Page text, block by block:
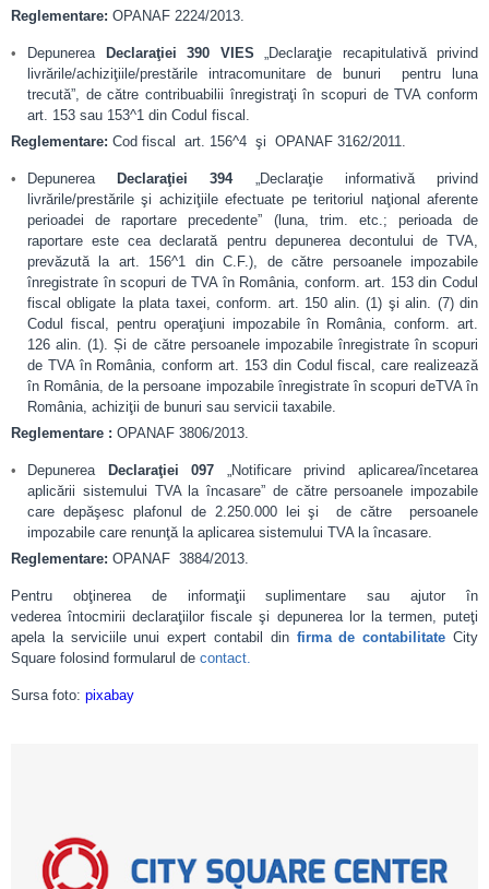
Reglementare: OPANAF 2224/2013.
Depunerea Declaraţiei 390 VIES „Declaraţie recapitulativă privind
livrările/achiziţiile/prestările intracomunitare de bunuri pentru luna
trecută”, de către contribuabilii înregistraţi în scopuri de TVA conform
art. 153 sau 153^1 din Codul fiscal.
Reglementare: Cod fiscal art. 156^4 şi OPANAF 3162/2011.
Depunerea Declaraţiei 394 „Declaraţie informativă privind
livrările/prestările şi achiziţiile efectuate pe teritoriul naţional aferente
perioadei de raportare precedente” (luna, trim. etc.; perioada de
raportare este cea declarată pentru depunerea decontului de TVA,
prevăzută la art. 156^1 din C.F.), de către persoanele impozabile
înregistrate în scopuri de TVA în România, conform. art. 153 din Codul
fiscal obligate la plata taxei, conform. art. 150 alin. (1) şi alin. (7) din
Codul fiscal, pentru operaţiuni impozabile în România, conform. art.
126 alin. (1). Și de către persoanele impozabile înregistrate în scopuri
de TVA în România, conform art. 153 din Codul fiscal, care realizează
în România, de la persoane impozabile înregistrate în scopuri deTVA în
România, achiziţii de bunuri sau servicii taxabile.
Reglementare : OPANAF 3806/2013.
Depunerea Declaraţiei 097 „Notificare privind aplicarea/încetarea
aplicării sistemului TVA la încasare” de către persoanele impozabile
care depăşesc plafonul de 2.250.000 lei şi de către persoanele
impozabile care renunţă la aplicarea sistemului TVA la încasare.
Reglementare: OPANAF 3884/2013.
Pentru obţinerea de informaţii suplimentare sau ajutor în
vederea întocmirii declaraţiilor fiscale şi depunerea lor la termen, puteţi
apela la serviciile unui expert contabil din firma de contabilitate City
Square folosind formularul de contact.
Sursa foto: pixabay